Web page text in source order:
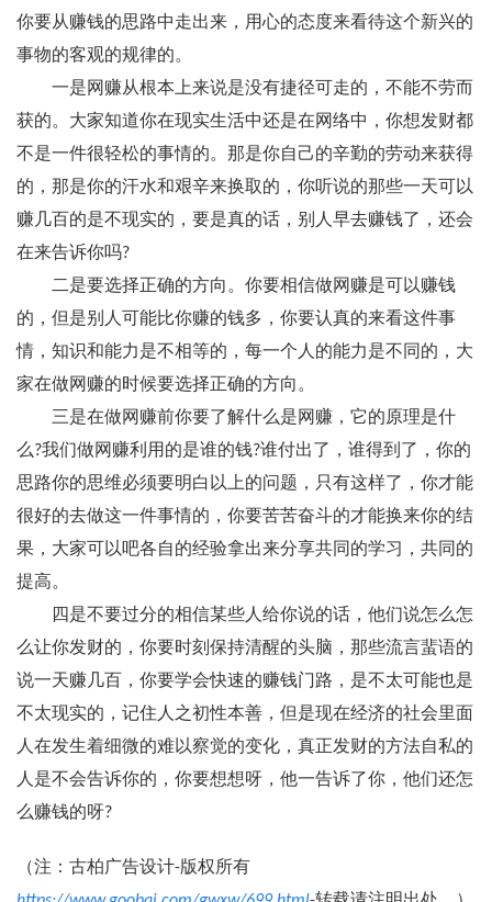
你要从赚钱的思路中走出来，用心的态度来看待这个新兴的
事物的客观的规律的。
一是网赚从根本上来说是没有捷径可走的，不能不劳而
获的。大家知道你在现实生活中还是在网络中，你想发财都
不是一件很轻松的事情的。那是你自己的辛勤的劳动来获得
的，那是你的汗水和艰辛来换取的，你听说的那些一天可以
赚几百的是不现实的，要是真的话，别人早去赚钱了，还会
在来告诉你吗?
二是要选择正确的方向。你要相信做网赚是可以赚钱
的，但是别人可能比你赚的钱多，你要认真的来看这件事
情，知识和能力是不相等的，每一个人的能力是不同的，大
家在做网赚的时候要选择正确的方向。
三是在做网赚前你要了解什么是网赚，它的原理是什
么?我们做网赚利用的是谁的钱?谁付出了，谁得到了，你的
思路你的思维必须要明白以上的问题，只有这样了，你才能
很好的去做这一件事情的，你要苦苦奋斗的才能换来你的结
果，大家可以吧各自的经验拿出来分享共同的学习，共同的
提高。
四是不要过分的相信某些人给你说的话，他们说怎么怎
么让你发财的，你要时刻保持清醒的头脑，那些流言蜚语的
说一天赚几百，你要学会快速的赚钱门路，是不太可能也是
不太现实的，记住人之初性本善，但是现在经济的社会里面
人在发生着细微的难以察觉的变化，真正发财的方法自私的
人是不会告诉你的，你要想想呀，他一告诉了你，他们还怎
么赚钱的呀?
（注：古柏广告设计-版权所有